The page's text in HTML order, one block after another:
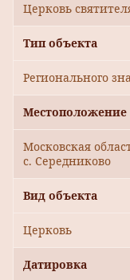
Церковь
Тип объекта
Регионального
Местоположение
Московская
с. Середниково
Вид объекта
Церковь
Датировка